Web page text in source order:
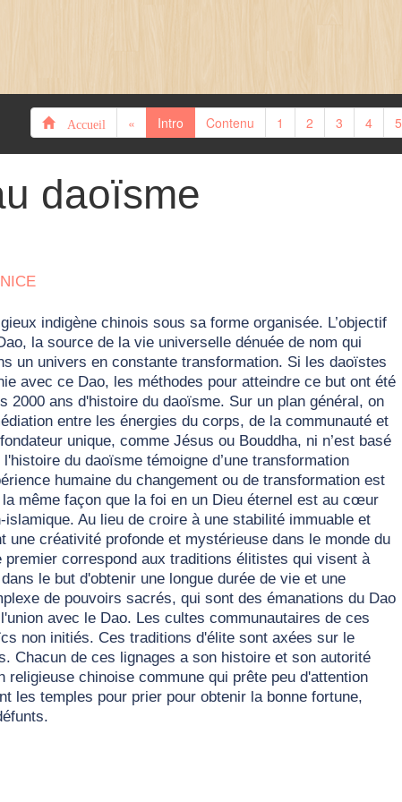
Accueil « Intro Contenu 1 2 3 4 5
daoïsme
indigène chinois sous sa forme organisée. L’objectif
la source de la vie universelle dénuée de nom qui
un univers en constante transformation. Si les daoïstes
avec ce Dao, les méthodes pour atteindre ce but ont été
2000 ans d'histoire du daoïsme. Sur un plan général, on
entre les énergies du corps, de la communauté et
unique, comme Jésus ou Bouddha, ni n’est basé
du daoïsme témoigne d’une transformation
humaine du changement ou de transformation est
même façon que la foi en un Dieu éternel est au cœur
Au lieu de croire à une stabilité immuable et
créativité profonde et mystérieuse dans le monde du
correspond aux traditions élitistes qui visent à
le but d'obtenir une longue durée de vie et une
de pouvoirs sacrés, qui sont des émanations du Dao
avec le Dao. Les cultes communautaires de ces
non initiés. Ces traditions d'élite sont axées sur le
Chacun de ces lignages a son histoire et son autorité
chinoise commune qui prête peu d'attention
les temples pour prier pour obtenir la bonne fortune,